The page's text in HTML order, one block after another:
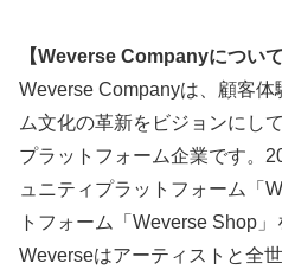
【Weverse Companyについて
Weverse Companyは、顧客
ム文化の革新をビジョンにし
プラットフォーム企業です。
ュニティプラットフォーム「
トフォーム「Weverse Shop」
Weverseはアーティストと全